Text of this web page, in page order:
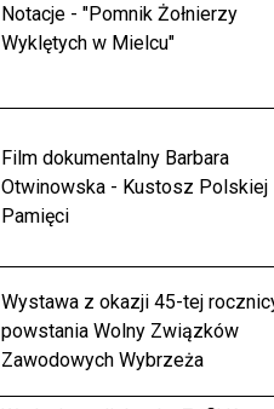
Notacje - "Pomnik Żołnierzy
Wyklętych w Mielcu"
Film dokumentalny Barbara
Otwinowska - Kustosz Polskiej
Pamięci
Wystawa z okazji 45-tej
powstania Wolny Związków
Zawodowych Wybrzeża